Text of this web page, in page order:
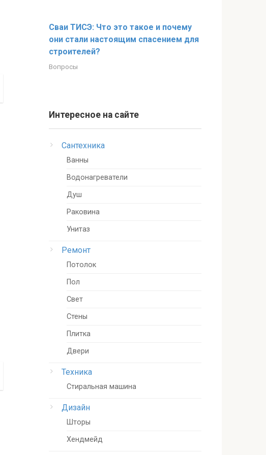
Сваи ТИСЭ: Что это такое и почему
они стали настоящим спасением для
строителей?
Вопросы
Интересное на сайте
Сантехника
Ванны
Водонагреватели
Душ
Раковина
Унитаз
Ремонт
Потолок
Пол
Свет
Стены
Плитка
Двери
Техника
Стиральная машина
Дизайн
Шторы
Хендмейд